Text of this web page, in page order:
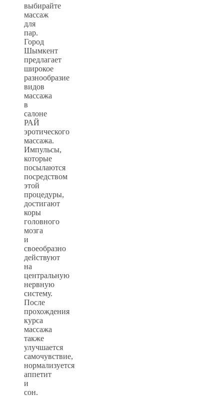
выбирайте
массаж
для
пар.
Город
Шымкент
предлагает
широкое
разнообразие
видов
массажа
в
салоне
РАЙ
эротического
массажа.
Импульсы,
которые
посылаются
посредством
этой
процедуры,
достигают
коры
головного
мозга
и
своеобразно
действуют
на
центральную
нервную
систему.
После
прохождения
курса
массажа
также
улучшается
самочувствие,
нормализуется
аппетит
и
сон.